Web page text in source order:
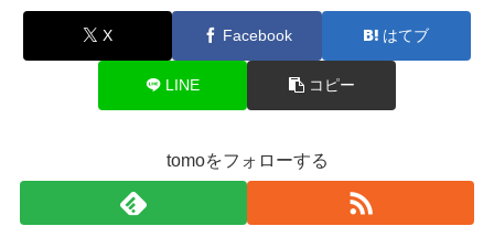
X Facebook はてブ
LINE コピー
tomoをフォローする